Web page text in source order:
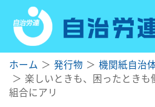
ホーム 発行物
機関紙自治
楽しいときも、困ったとき
組合にアリ